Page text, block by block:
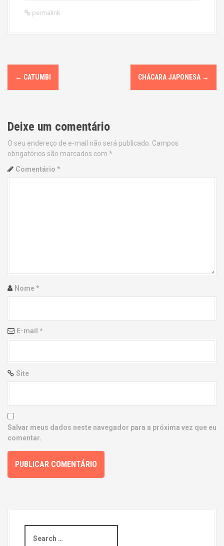
permalink
P
o
t
n
a
i
n
← CATUMBI CHÁCARA JAPONESA →
Deixe um comentário
O seu endereço de e-mail não será publicado. Campos
obrigatórios são marcados com *
Comentário *
Nome*
E-mail *
Site
Salvar meus dados neste navegador para a próxima vez que eu
comentar.